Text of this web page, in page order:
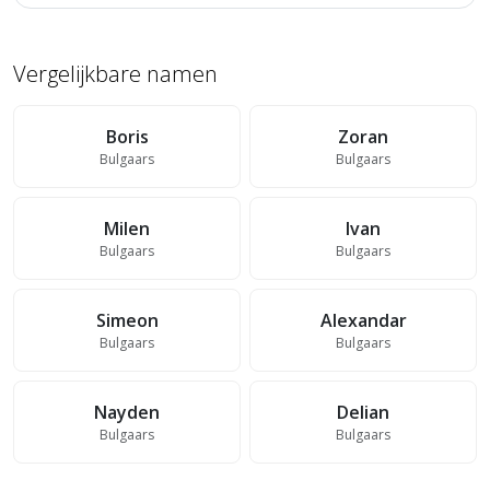
Vergelijkbare namen
Boris
Bulgaars
Zoran
Bulgaars
Milen
Bulgaars
Ivan
Bulgaars
Simeon
Bulgaars
Alexandar
Bulgaars
Nayden
Bulgaars
Delian
Bulgaars